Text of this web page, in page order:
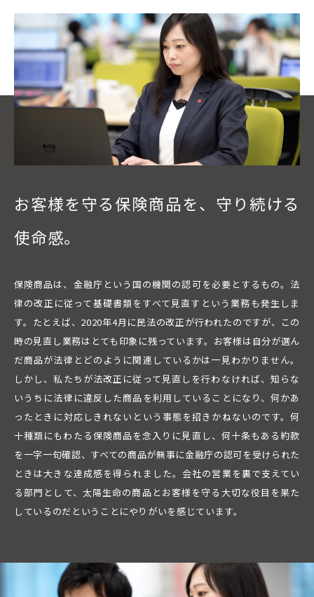
お客様を守る保険商品を、 守り続ける
使命感。
保険商品は、金融庁という国の機関の認可を必要とするもの。法
律の改正に従って基礎書類をすべて見直すという業務も発生しま
す。たとえば、2020年4月に民法の改正が行われたのですが、この
時の見直し業務はとても印象に残っています。お客様は自分が選ん
だ商品が法律とどのように関連しているかは一見わかりません。
しかし、私たちが法改正に従って見直しを行わなければ、知らな
いうちに法律に違反した商品を利用していることになり、何かあ
ったときに対応しきれないという事態を招きかねないのです。何
十種類にもわたる保険商品を念入りに見直し、何十条もある約款
を一字一句確認、すべての商品が無事に金融庁の認可を受けられた
ときは大きな達成感を得られました。会社の営業を裏で支えてい
る部門として、太陽生命の商品とお客様を守る大切な役目を果た
しているのだということにやりがいを感じています。